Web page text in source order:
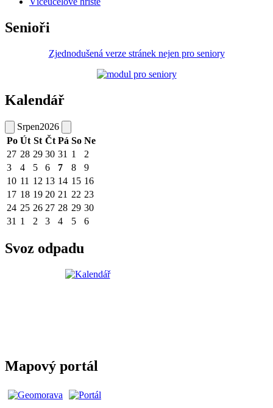
Senioři
Zjednodušená verze stránek nejen pro seniory
Kalendář
Srpen2026
Po Út St Čt Pá So Ne
27 28 29 30 31 1
2
3
4 5 6 7 8
9
10 11 12 13 14 15 16
17 18 19 20 21 22 23
24 25 26 27 28 29 30
31 1 2 3 4 5 6
Svoz odpadu
Mapový portál